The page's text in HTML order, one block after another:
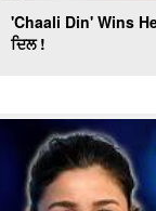
'Chaali Din' Wins
ਦਿਲ !